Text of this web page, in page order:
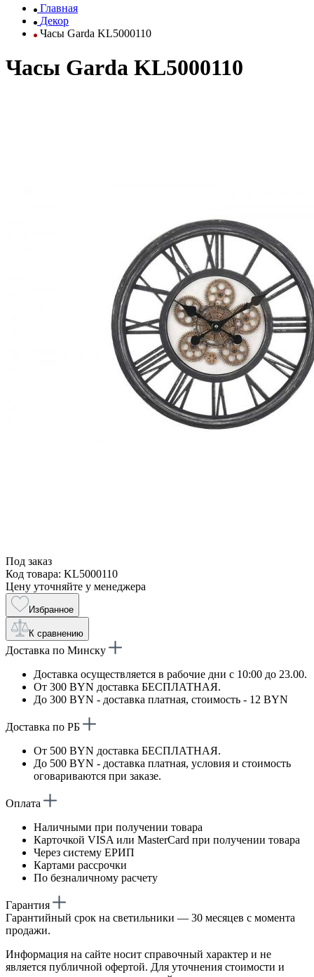
Главная
Декор
Часы Garda KL5000110
Часы Garda KL5000110
Под заказ
Код товара: KL5000110
Цену уточняйте у менеджера
Избранное
К сравнению
Доставка по Минску
Доставка осуществляется в рабочие дни с 10:00 до 23.00.
От 300 BYN доставка БЕСПЛАТНАЯ.
До 300 BYN - доставка платная, стоимость - 12 BYN
Доставка по РБ
От 500 BYN доставка БЕСПЛАТНАЯ.
До 500 BYN - доставка платная, условия и стоимость
оговариваются при заказе.
Оплата
Наличными при получении товара
Карточкой VISA или MasterCard при получении товара
Через систему ЕРИП
Картами рассрочки
По безналичному расчету
Гарантия
Гарантийный срок на светильники — 30 месяцев с момента
продажи.
Информация на сайте носит справочный характер и не
является публичной офертой. Для уточнения стоимости и